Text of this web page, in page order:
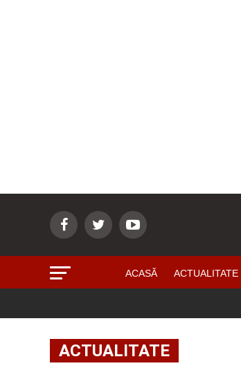
ACASĂ ACTUALITATE
ACTUALITATE